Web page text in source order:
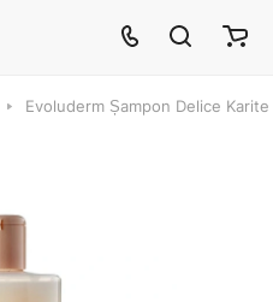
Evoluderm Șampon Delice